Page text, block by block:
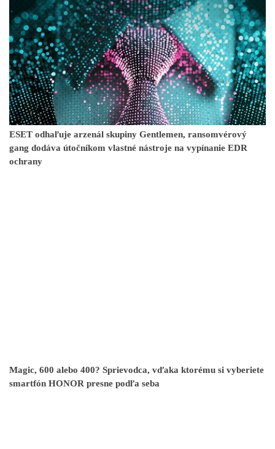
ESET odhaľuje arzenál skupiny Gentlemen, ransomvérový
gang dodáva útočníkom vlastné nástroje na vypínanie EDR
ochrany
Magic, 600 alebo 400? Sprievodca, vďaka ktorému si vyberiete
smartfón HONOR presne podľa seba